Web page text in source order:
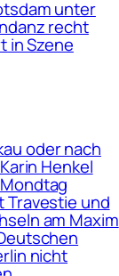
unter
recht
in Szene
oder nach
Henkel
Travestie und
am Maxim
nicht